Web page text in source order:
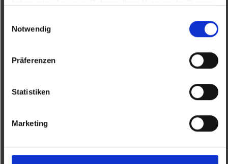
Notwendig
Präferenzen
Statistiken
Marketing